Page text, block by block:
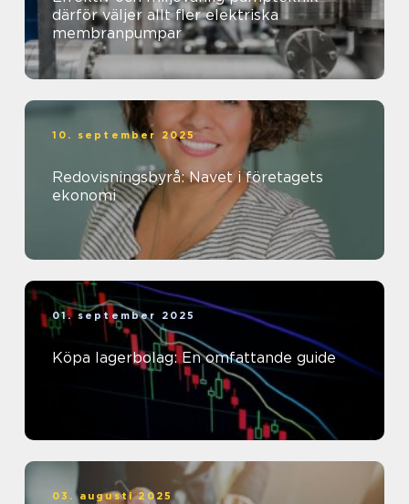
därför väljer allt fler elektriska
membranpumpar
10. september 2025
Redovisningsbyrå: Navet i företagets
ekonomi
01. september 2025
Köpa lagerbolag: En omfattande guide
03. augusti 2025